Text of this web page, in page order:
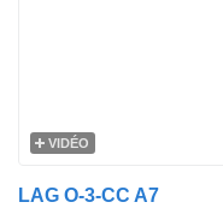
VIDÉO
LAG O-3-CC A7